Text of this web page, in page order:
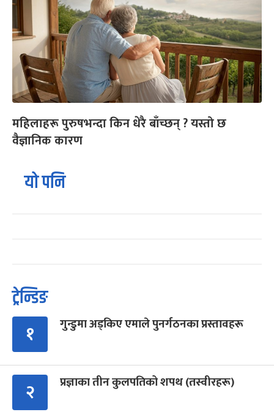
महिलाहरू पुरुषभन्दा किन धेरै बाँच्छन् ? यस्तो छ
वैज्ञानिक कारण
यो पनि
ट्रेन्डिङ
१ गुन्डुमा अड्किए एमाले पुनर्गठनका प्रस्तावहरू
२ प्रज्ञाका तीन कुलपतिको शपथ (तस्वीरहरू)